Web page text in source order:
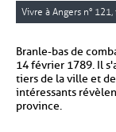
Vivre à Angers n°
Branle-bas de
14 février 1789. Il
tiers de la ville et
intéressants
province.